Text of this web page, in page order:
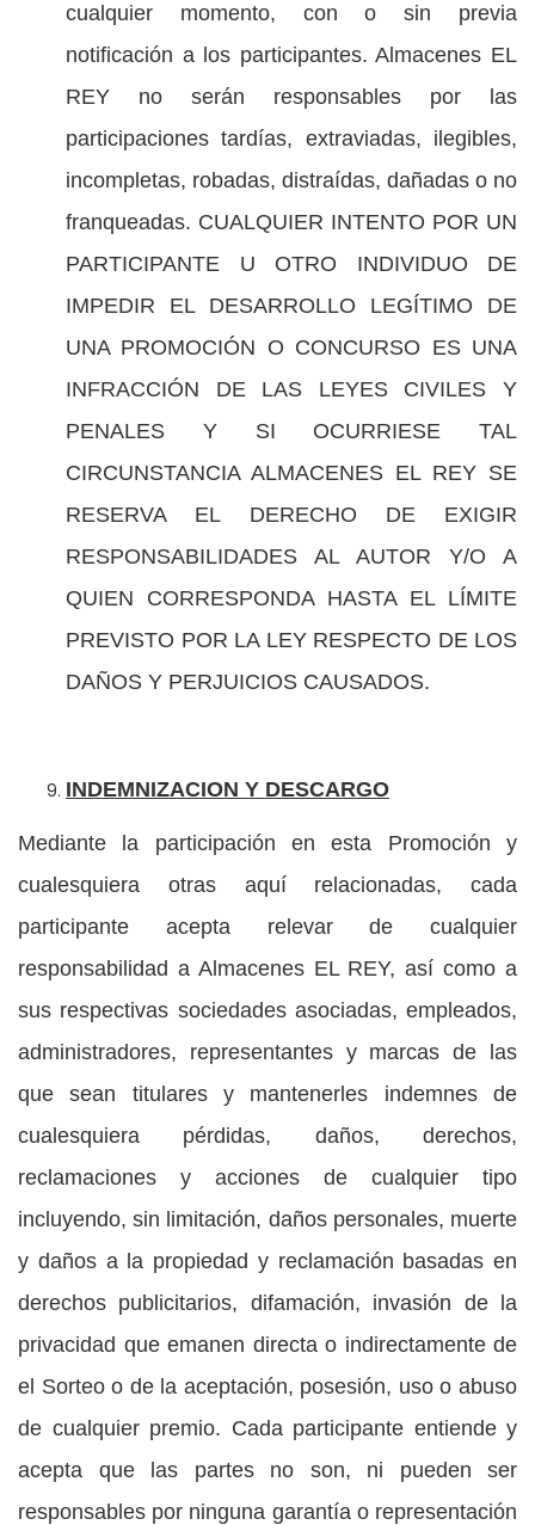
cualquier momento, con o sin previa
notificación a los participantes. Almacenes EL
REY no serán responsables por las
participaciones tardías, extraviadas, ilegibles,
incompletas, robadas, distraídas, dañadas o no
franqueadas. CUALQUIER INTENTO POR UN
PARTICIPANTE U OTRO INDIVIDUO DE
IMPEDIR EL DESARROLLO LEGÍTIMO DE
UNA PROMOCIÓN O CONCURSO ES UNA
INFRACCIÓN DE LAS LEYES CIVILES Y
PENALES Y SI OCURRIESE TAL
CIRCUNSTANCIA ALMACENES EL REY SE
RESERVA EL DERECHO DE EXIGIR
RESPONSABILIDADES AL AUTOR Y/O A
QUIEN CORRESPONDA HASTA EL LÍMITE
PREVISTO POR LA LEY RESPECTO DE LOS
DAÑOS Y PERJUICIOS CAUSADOS.
INDEMNIZACION Y DESCARGO
Mediante la participación en esta Promoción y
cualesquiera otras aquí relacionadas, cada
participante acepta relevar de cualquier
responsabilidad a Almacenes EL REY, así como a
sus respectivas sociedades asociadas, empleados,
administradores, representantes y marcas de las
que sean titulares y mantenerles indemnes de
cualesquiera pérdidas, daños, derechos,
reclamaciones y acciones de cualquier tipo
incluyendo, sin limitación, daños personales, muerte
y daños a la propiedad y reclamación basadas en
derechos publicitarios, difamación, invasión de la
privacidad que emanen directa o indirectamente de
el Sorteo o de la aceptación, posesión, uso o abuso
de cualquier premio. Cada participante entiende y
acepta que las partes no son, ni pueden ser
responsables por ninguna garantía o representación